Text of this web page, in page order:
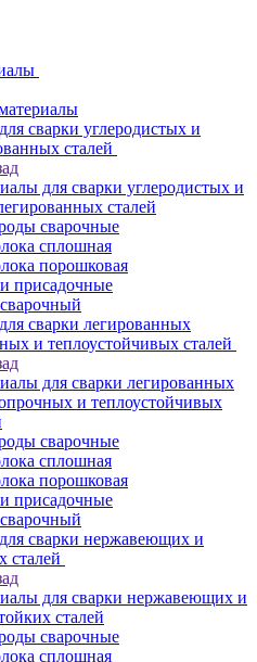
сварки углеродистых и
сталей
для сварки углеродистых и
сталей
сварочные
сплошная
порошковая
присадочные
сварки легированных
и теплоустойчивых сталей
для сварки легированных
и теплоустойчивых
сварочные
сплошная
порошковая
присадочные
сварки нержавеющих и
сталей
для сварки нержавеющих и
сталей
сварочные
сплошная